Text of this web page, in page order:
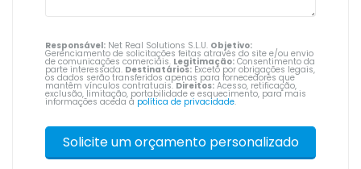
Responsável: Net Real Solutions S.L.U. Objetivo:
Gerenciamento de solicitações feitas através do site e/ou envio
de comunicações comerciais. Legitimação: Consentimento da
parte interessada. Destinatários: Exceto por obrigações legais,
os dados serão transferidos apenas para fornecedores que
mantêm vínculos contratuais. Direitos: Acesso, retificação,
exclusão, limitação, portabilidade e esquecimento, para mais
informações aceda à política de privacidade.